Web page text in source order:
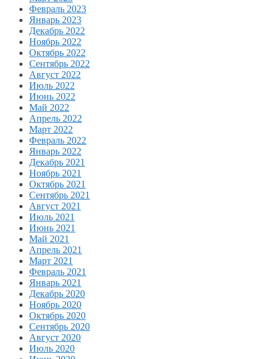
Февраль 2023
Январь 2023
Декабрь 2022
Ноябрь 2022
Октябрь 2022
Сентябрь 2022
Август 2022
Июль 2022
Июнь 2022
Май 2022
Апрель 2022
Март 2022
Февраль 2022
Январь 2022
Декабрь 2021
Ноябрь 2021
Октябрь 2021
Сентябрь 2021
Август 2021
Июль 2021
Июнь 2021
Май 2021
Апрель 2021
Март 2021
Февраль 2021
Январь 2021
Декабрь 2020
Ноябрь 2020
Октябрь 2020
Сентябрь 2020
Август 2020
Июль 2020